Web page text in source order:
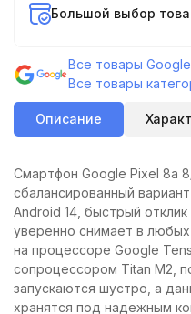
Большой выбор
Все товары Google
Все товары
Описание
Смартфон Google Pixel 8a
сбалансированный
Android 14, быстрый
уверенно снимает в
на процессоре Google
сопроцессором Titan M2,
запускаются шустро, а
хранятся под надежным